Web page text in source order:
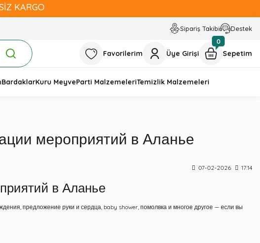
KARGO
Sipariş Takibi Destek
Favorilerim Üye Girişi
0
Sepetim
BardaklarKuru MeyveParti MalzemeleriTemizlik Malzemeleri
мероприятий в Аланье
07-02-2026 17:14
в Аланье
предложение руки и сердца, baby shower, помолвка и многое другое — если вы